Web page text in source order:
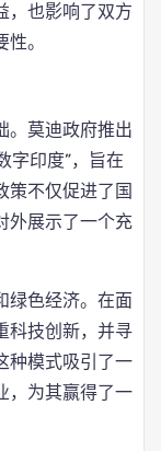
，也影响了双方
。
。莫迪政府推出
字印度”，旨在
策不仅促进了国
外展示了一个充
绿色经济。在面
科技创新，并寻
种模式吸引了一
，为其赢得了一